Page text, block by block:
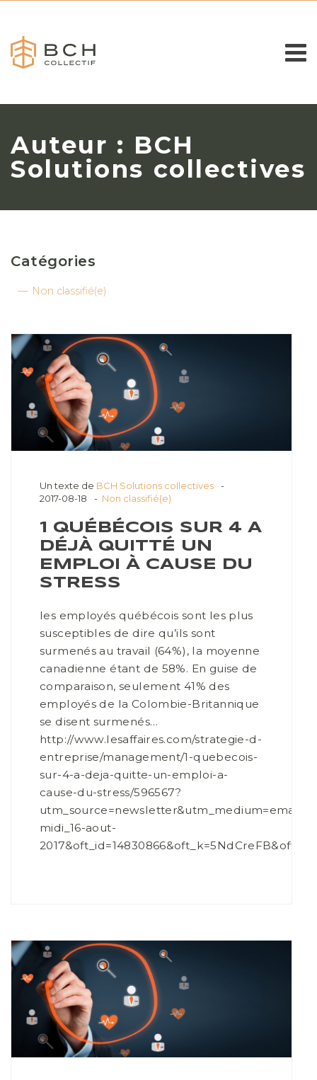
Auteur : BCH
Solutions collectives
Un texte de BCH Solutions collectives
2017-08-18
Non classifié(e)
1 QUÉBÉCOIS SUR 4 A
DÉJÀ QUITTÉ UN
EMPLOI À CAUSE DU
STRESS
les employés québécois sont les plus
susceptibles de dire qu’ils sont
surmenés au travail (64%), la moyenne
canadienne étant de 58%. En guise de
comparaison, seulement 41% des
employés de la Colombie-Britannique
se disent surmenés…
http://www.lesaffaires.com/strategie-d-
entreprise/management/1-quebecois-
sur-4-a-deja-quitte-un-emploi-a-
cause-du-stress/596567?
midi_16-aout-
Catégories
Non classifié(e)